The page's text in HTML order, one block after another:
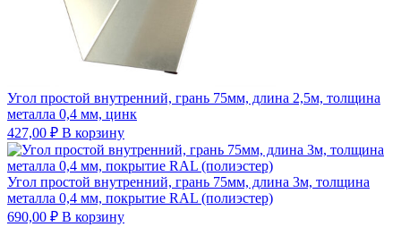
Угол простой внутренний, грань 75мм, длина 2,5м, толщина
металла 0,4 мм, цинк
427,00 ₽ В корзину
Угол простой внутренний, грань 75мм, длина 3м, толщина
металла 0,4 мм, покрытие RAL (полиэстер)
690,00 ₽ В корзину